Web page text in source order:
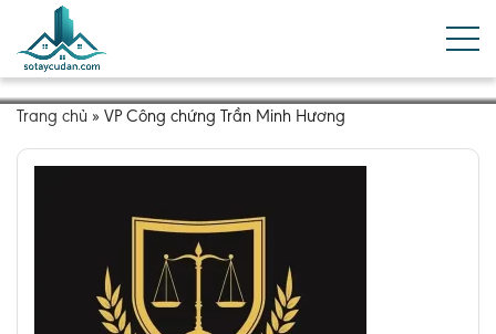
Trang chủ » VP Công chứng Trần Minh Hương